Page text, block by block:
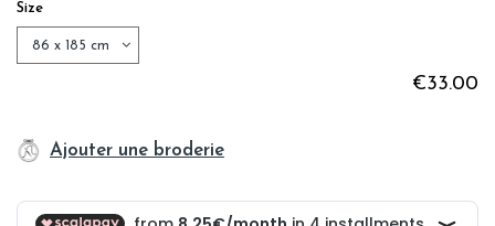
Size
€33.00
Ajouter une broderie